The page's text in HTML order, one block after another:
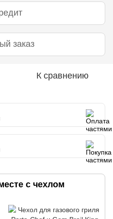
заказ
К сравнению
с чехлом